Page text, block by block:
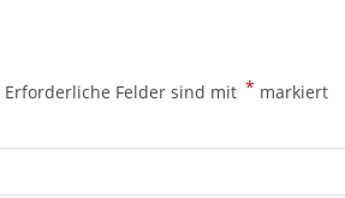
Erforderliche Felder sind mit * markiert